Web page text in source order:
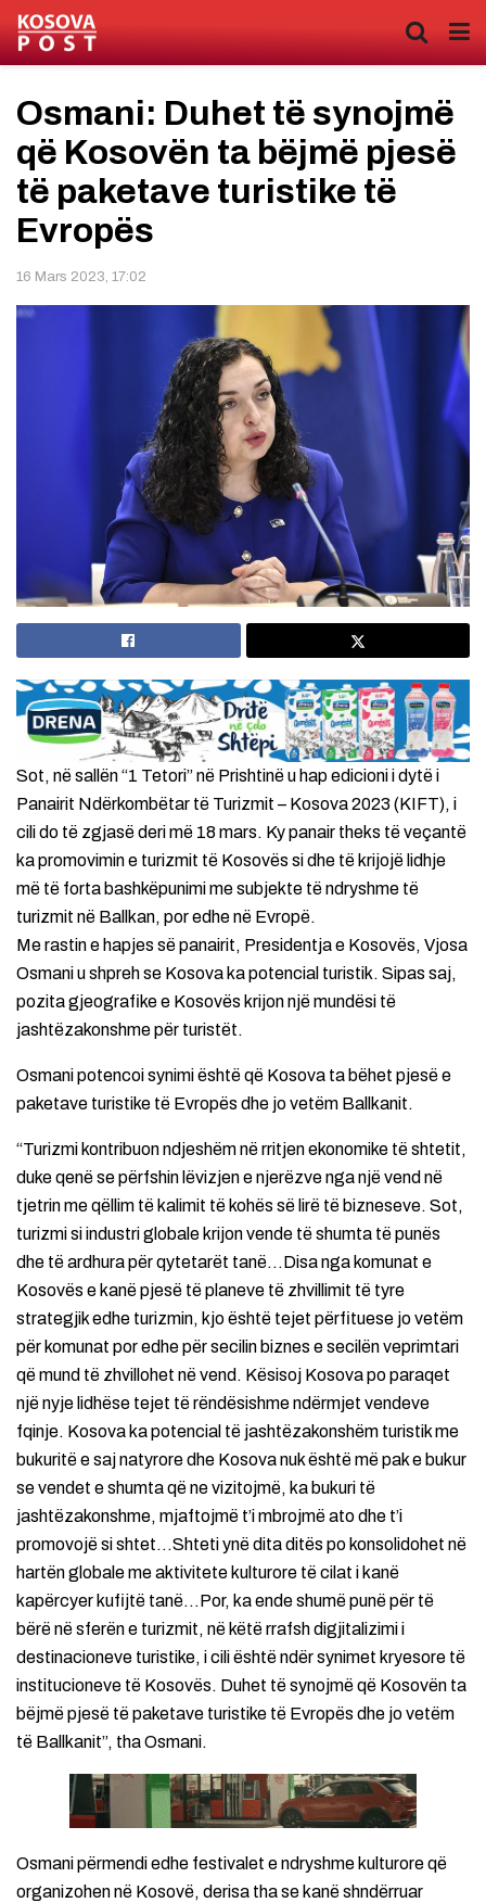
Osmani: Duhet të synojmë
që Kosovën ta bëjmë pjesë
të paketave turistike të
Evropës
16 Mars 2023, 17:02
Sot, në sallën “1 Tetori” në Prishtinë u hap edicioni i dytë i
Panairit Ndërkombëtar të Turizmit – Kosova 2023 (KIFT), i
cili do të zgjasë deri më 18 mars. Ky panair theks të veçantë
ka promovimin e turizmit të Kosovës si dhe të krijojë lidhje
më të forta bashkëpunimi me subjekte të ndryshme të
turizmit në Ballkan, por edhe në Evropë.
Me rastin e hapjes së panairit, Presidentja e Kosovës, Vjosa
Osmani u shpreh se Kosova ka potencial turistik. Sipas saj,
pozita gjeografike e Kosovës krijon një mundësi të
jashtëzakonshme për turistët.
Osmani potencoi synimi është që Kosova ta bëhet pjesë e
paketave turistike të Evropës dhe jo vetëm Ballkanit.
“Turizmi kontribuon ndjeshëm në rritjen ekonomike të shtetit,
duke qenë se përfshin lëvizjen e njerëzve nga një vend në
tjetrin me qëllim të kalimit të kohës së lirë të bizneseve. Sot,
turizmi si industri globale krijon vende të shumta të punës
dhe të ardhura për qytetarët tanë…Disa nga komunat e
Kosovës e kanë pjesë të planeve të zhvillimit të tyre
strategjik edhe turizmin, kjo është tejet përfituese jo vetëm
për komunat por edhe për secilin biznes e secilën veprimtari
që mund të zhvillohet në vend. Kësisoj Kosova po paraqet
një nyje lidhëse tejet të rëndësishme ndërmjet vendeve
fqinje. Kosova ka potencial të jashtëzakonshëm turistik me
bukuritë e saj natyrore dhe Kosova nuk është më pak e bukur
se vendet e shumta që ne vizitojmë, ka bukuri të
jashtëzakonshme, mjaftojmë t’i mbrojmë ato dhe t’i
promovojë si shtet…Shteti ynë dita ditës po konsolidohet në
hartën globale me aktivitete kulturore të cilat i kanë
kapërcyer kufijtë tanë…Por, ka ende shumë punë për të
bërë në sferën e turizmit, në këtë rrafsh digjitalizimi i
destinacioneve turistike, i cili është ndër synimet kryesore të
institucioneve të Kosovës. Duhet të synojmë që Kosovën ta
bëjmë pjesë të paketave turistike të Evropës dhe jo vetëm
të Ballkanit”, tha Osmani.
Osmani përmendi edhe festivalet e ndryshme kulturore që
organizohen në Kosovë, derisa tha se kanë shndërruar